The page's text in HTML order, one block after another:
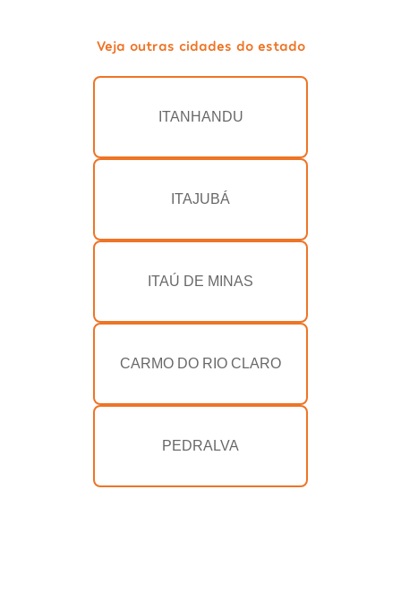
Veja outras cidades do estado
ITANHANDU
ITAJUBÁ
ITAÚ DE MINAS
CARMO DO RIO CLARO
PEDRALVA